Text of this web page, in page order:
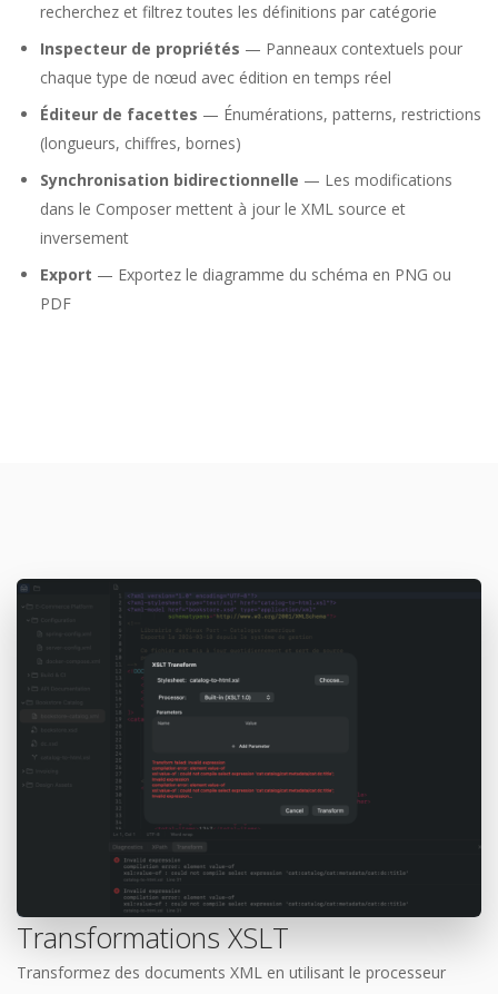
recherchez et filtrez toutes les définitions par catégorie
Inspecteur de propriétés — Panneaux contextuels pour
chaque type de nœud avec édition en temps réel
Éditeur de facettes — Énumérations, patterns, restrictions
(longueurs, chiffres, bornes)
Synchronisation bidirectionnelle — Les modifications
dans le Composer mettent à jour le XML source et
inversement
Export — Exportez le diagramme du schéma en PNG ou
PDF
Transformations XSLT
Transformez des documents XML en utilisant le processeur